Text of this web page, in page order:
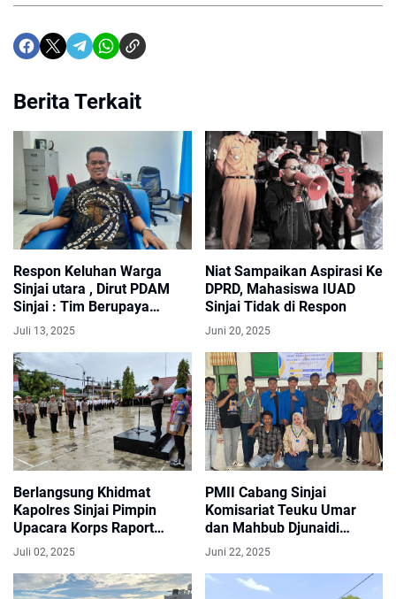
Berita Terkait
Respon Keluhan Warga
Sinjai utara , Dirut PDAM
Sinjai : Tim Berupaya
Lakukan Perbaikan Pipa
Bocor Secepatnya
Juli 13, 2025
Niat Sampaikan Aspirasi Ke
DPRD, Mahasiswa IUAD
Sinjai Tidak di Respon
Juni 20, 2025
Berlangsung Khidmat
Kapolres Sinjai Pimpin
Upacara Korps Raport
Kenaikan Pangkat 23
Juli 02, 2025
PMII Cabang Sinjai
‎Komisariat Teuku Umar
dan Mahbub Djunaidi
Sukses Gelar Rapat
Bersama
Juni 22, 2025